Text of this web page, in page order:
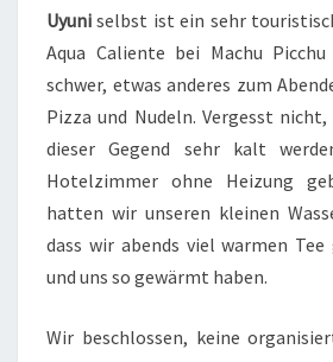
Uyuni selbst ist ein sehr
Aqua Caliente bei Machu
schwer, etwas anderes zum
Pizza und Nudeln. Vergesst
dieser Gegend sehr kalt
Hotelzimmer ohne Heizung
hatten wir unseren kleinen
dass wir abends viel warmen
und uns so gewärmt haben.
Wir beschlossen, keine